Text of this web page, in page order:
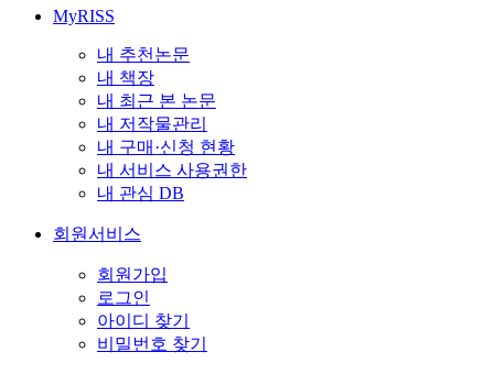
MyRISS
내 추천논문
내 책장
내 최근 본 논문
내 저작물관리
내 구매·신청 현황
내 서비스 사용권한
내 관심 DB
회원서비스
회원가입
로그인
아이디 찾기
비밀번호 찾기